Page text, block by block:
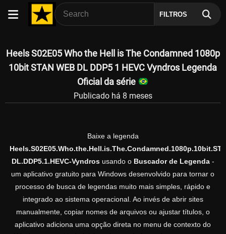
FILTROS
Heels S02E05 Who the Hell is The Condamned 1080p
10bit STAN WEB DL DDP5 1 HEVC Vyndros Legenda
Oficial da série
Publicado há 8 meses
Baixe a legenda
DL.DDP5.1.HEVC-Vyndrosusando o Buscador de Legenda-
um aplicativo gratuito para Windows desenvolvido para tornar o
processo de busca de legendas muito mais simples, rápido e
integrado ao sistema operacional. Ao invés de abrir sites
manualmente, copiar nomes de arquivos ou ajustar títulos, o
aplicativo adiciona uma opção direta no menu de contexto do